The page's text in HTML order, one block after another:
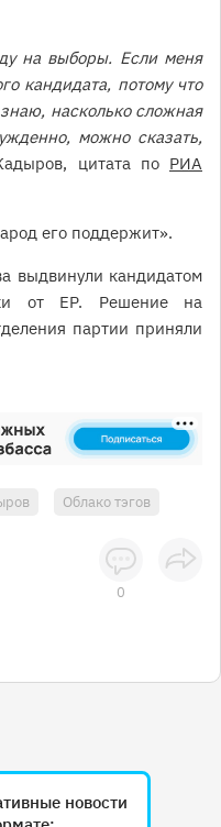
на выборы. Если меня
кандидата, потому что
насколько сложная
можно сказать,
цитата по РИА
его поддержит».
выдвинули кандидатом
от ЕР. Решение на
партии приняли
Облако тэгов
0
новости